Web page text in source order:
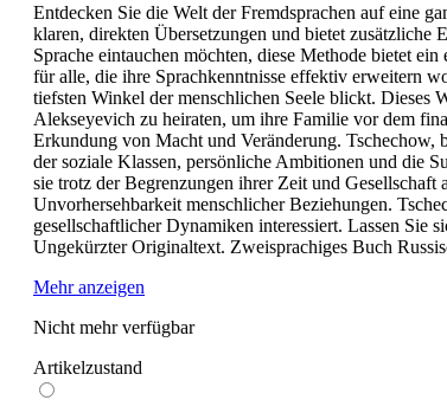
Entdecken Sie die Welt der Fremdsprachen auf eine
klaren, direkten Übersetzungen und bietet zusätzliche
Sprache eintauchen möchten, diese Methode bietet
für alle, die ihre Sprachkenntnisse effektiv erweitern
tiefsten Winkel der menschlichen Seele blickt. Dieses
Alekseyevich zu heiraten, um ihre Familie vor dem
Erkundung von Macht und Veränderung.
der soziale Klassen, persönliche Ambitionen und die
sie trotz der Begrenzungen ihrer Zeit und
Unvorhersehbarkeit menschlicher Beziehungen.
gesellschaftlicher Dynamiken interessiert. Lassen Sie
Ungekürzter Originaltext. Zweisprachiges Buch
Mehr anzeigen
Nicht mehr verfügbar
Artikelzustand